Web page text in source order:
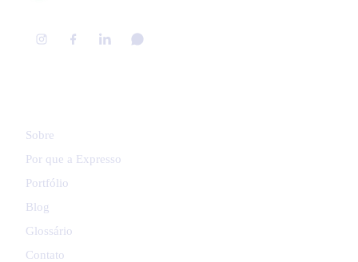
Sobre
Por que a Expresso
Portfólio
Blog
Glossário
Contato